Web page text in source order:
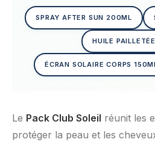
SPRAY AFTER SUN 200ML
HUILE
ÉCRAN SOLAIRE CORPS
Le Pack Club Soleil réunit les
protéger la peau et les